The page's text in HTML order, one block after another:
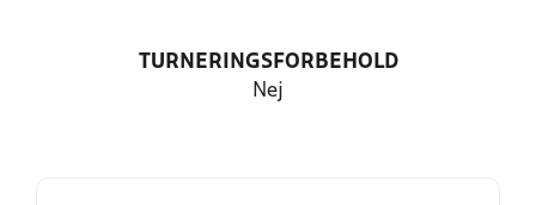
TURNERINGSFORBEHOLD
Nej